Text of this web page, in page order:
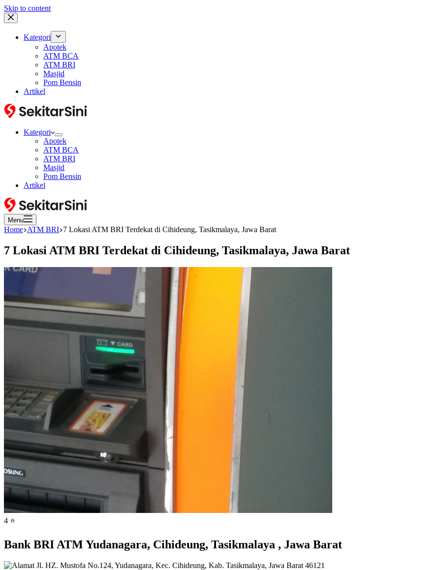
Skip to content
Kategori
Apotek
ATM BCA
ATM BRI
Masjid
Pom Bensin
Artikel
Kategori
Apotek
ATM BCA
ATM BRI
Masjid
Pom Bensin
Artikel
Menu
Home ATM BRI 7 Lokasi ATM BRI Terdekat di Cihideung, Tasikmalaya, Jawa Barat
7 Lokasi ATM BRI Terdekat di Cihideung, Tasikmalaya, Jawa Barat
4 ⭐
Bank BRI ATM Yudanagara, Cihideung, Tasikmalaya , Jawa Barat
Jl. HZ. Mustofa No.124, Yudanagara, Kec. Cihideung, Kab. Tasikmalaya, Jawa Barat 46121